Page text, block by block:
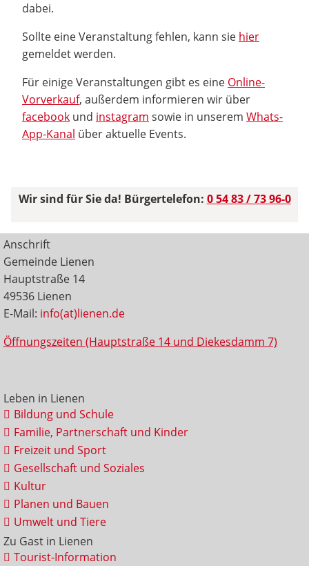
dabei.
Sollte eine Veranstaltung fehlen, kann sie hier
gemeldet werden.
Für einige Veranstaltungen gibt es eine Online-
Vorverkauf, außerdem informieren wir über
facebook und instagram sowie in unserem Whats-
App-Kanal über aktuelle Events.
Wir sind für Sie da! Bürgertelefon: 0 54 83 / 73 96-0
Anschrift
Gemeinde Lienen
Hauptstraße 14
49536 Lienen
E-Mail: info(at)lienen.de
Öffnungszeiten (Hauptstraße 14 und Diekesdamm 7)
Leben in Lienen
Bildung und Schule
Familie, Partnerschaft und Kinder
Freizeit und Sport
Gesellschaft und Soziales
Kultur
Planen und Bauen
Umwelt und Tiere
Zu Gast in Lienen
Tourist-Information